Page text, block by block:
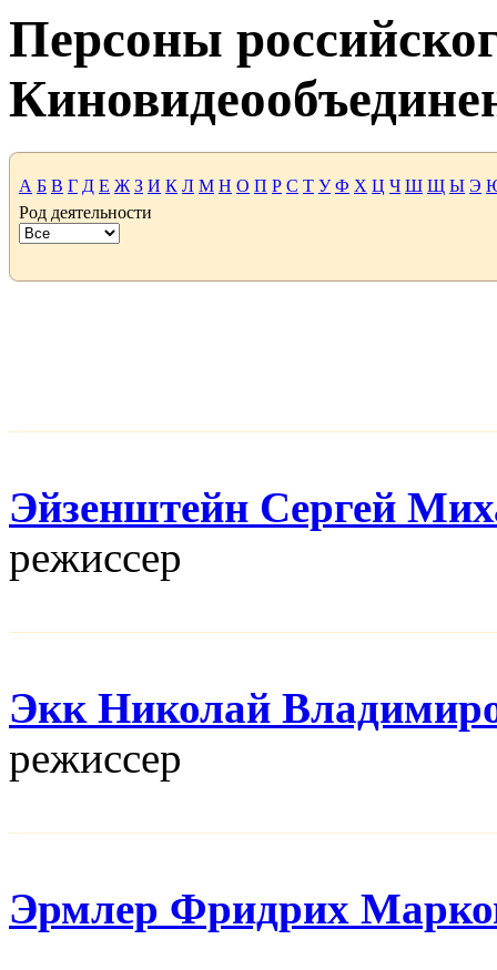
Персоны
А Б В Г Д Е Ж З И К Л М Н О П Р С Т У Ф Х Ц Ч Ш Щ Ы Э
Род деятельности
Эйзенштейн Сергей
режисcер
Экк Николай
режисcер
Эрмлер Фридрих